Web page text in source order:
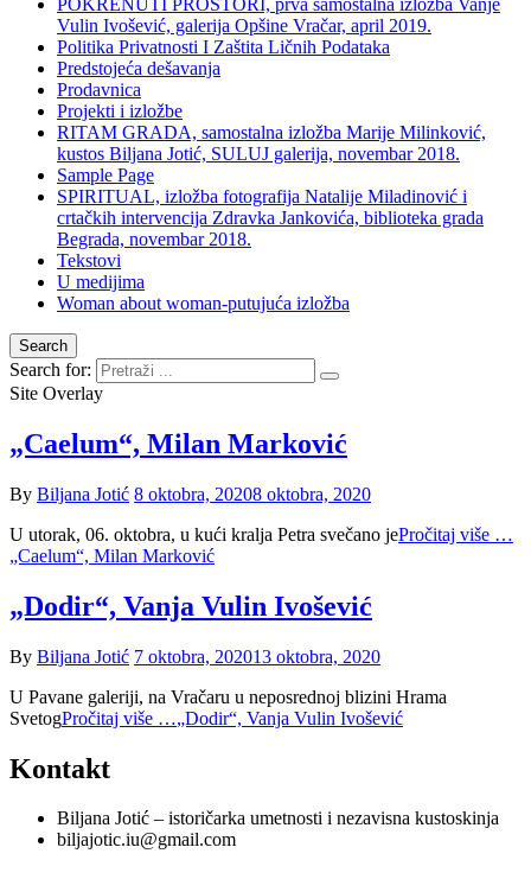
POKRENUTI PROSTORI, prva samostalna izložba Vanje
Vulin Ivošević, galerija Opšine Vračar, april 2019.
Politika Privatnosti I Zaštita Ličnih Podataka
Predstojeća dešavanja
Prodavnica
Projekti i izložbe
RITAM GRADA, samostalna izložba Marije Milinković,
kustos Biljana Jotić, SULUJ galerija, novembar 2018.
Sample Page
SPIRITUAL, izložba fotografija Natalije Miladinović i
crtačkih intervencija Zdravka Jankovića, biblioteka grada
Begrada, novembar 2018.
Tekstovi
U medijima
Woman about woman-putujuća izložba
Search
Search for:
Site Overlay
„Caelum“, Milan Marković
By Biljana Jotić 8 oktobra, 20208 oktobra, 2020
U utorak, 06. oktobra, u kući kralja Petra svečano jePročitaj više …
„Caelum“, Milan Marković
„Dodir“, Vanja Vulin Ivošević
By Biljana Jotić 7 oktobra, 202013 oktobra, 2020
U Pavane galeriji, na Vračaru u neposrednoj blizini Hrama
SvetogPročitaj više …„Dodir“, Vanja Vulin Ivošević
Kontakt
Biljana Jotić – istoričarka umetnosti i nezavisna kustoskinja
biljajotic.iu@gmail.com